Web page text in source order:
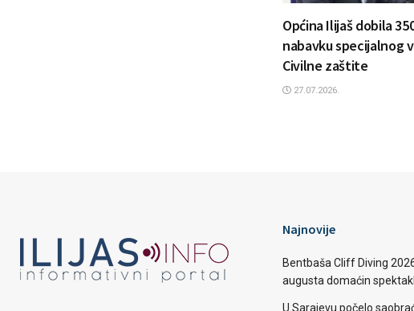
Općina Ilijaš dobila
nabavku specijalnog
Civilne zaštite
27.07.2026.
Najnovije
Bentbaša Cliff Diving
augusta domaćin
U Sarajevu počelo